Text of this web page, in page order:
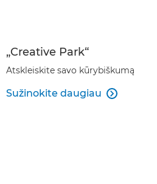
„Creative Park“
Atskleiskite savo kūrybiškumą
Sužinokite daugiau 